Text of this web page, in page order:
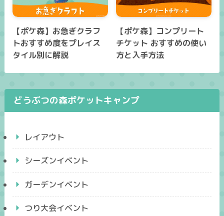
【ポケ森】お急ぎクラフ
トおすすめ度をプレイス
タイル別に解説
【ポケ森】コンプリート
チケット おすすめの使い
方と入手方法
どうぶつの森ポケットキャンプ
レイアウト
シーズンイベント
ガーデンイベント
つり大会イベント